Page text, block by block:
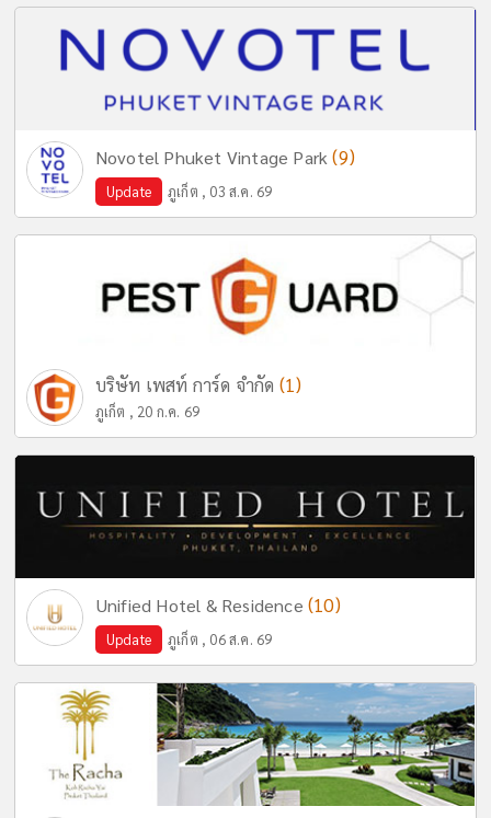
Novotel Phuket Vintage Park(9)
Update ภูเก็ต , 03 ส.ค. 69
บริษัท เพสท์ การ์ด จำกัด (1)
ภูเก็ต , 20 ก.ค. 69
Unified Hotel & Residence (10)
Update ภูเก็ต , 06 ส.ค. 69